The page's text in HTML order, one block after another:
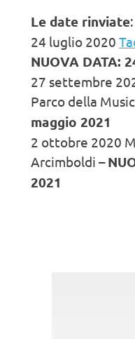
Le date rinviate:
24 luglio 2020
NUOVA DATA:
27 settembre
Parco della
maggio 2021
2 ottobre 2020
Arcimboldi –
2021